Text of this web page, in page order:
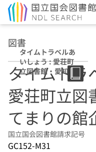
図書
タイムトラベルあ
いしょう : 愛荘町
立図書館・愛知川
びんてまりの館企
画展 pt.2
タイムトラ
愛荘町立図
てまりの館
国立国会図書館請求記号
GC152-M31